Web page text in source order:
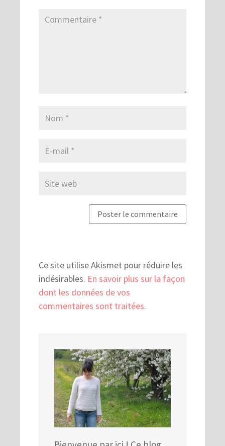
Ce site utilise Akismet pour réduire les
indésirables. En savoir plus sur la façon
dont les données de vos
commentaires sont traitées.